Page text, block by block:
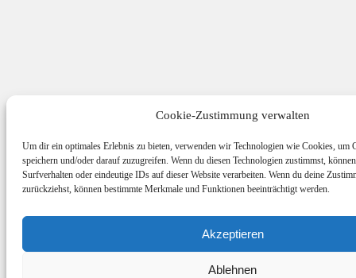
Cookie-Zustimmung verwalten
Um dir ein optimales Erlebnis zu bieten, verwenden wir Technologien wie Cookies, um
speichern und/oder darauf zuzugreifen. Wenn du diesen Technologien zustimmst,
Surfverhalten oder eindeutige IDs auf dieser Website verarbeiten. Wenn du deine
zurückziehst, können bestimmte Merkmale und Funktionen beeinträchtigt werden.
Akzeptieren
Ablehnen